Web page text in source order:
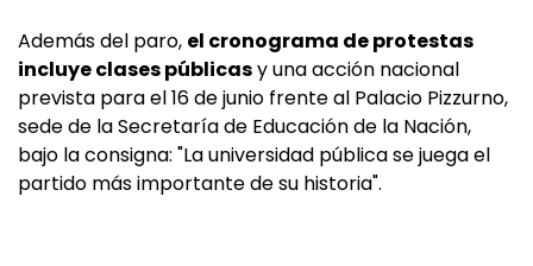
Además del paro, el cronograma de protestas
incluye clases públicasy una acción nacional
prevista para el 16 de junio frente al Palacio Pizzurno,
sede de la Secretaría de Educación de la Nación,
bajo la consigna: "La universidad pública se juega el
partido más importante de su historia".